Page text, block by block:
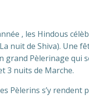
, les Hindous
nuit de Shiva). Une
grand Pèlerinage qui
3 nuits de Marche.
Pèlerins s’y rendent